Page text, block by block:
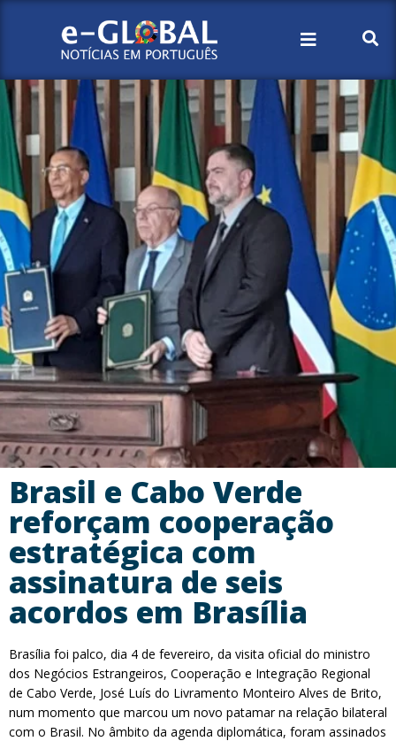
Brasil e Cabo Verde
reforçam cooperação
estratégica com
assinatura de seis
acordos em Brasília
Brasília foi palco, dia 4 de fevereiro, da visita oficial do ministro
dos Negócios Estrangeiros, Cooperação e Integração Regional
de Cabo Verde, José Luís do Livramento Monteiro Alves de Brito,
num momento que marcou um novo patamar na relação bilateral
com o Brasil. No âmbito da agenda diplomática, foram assinados